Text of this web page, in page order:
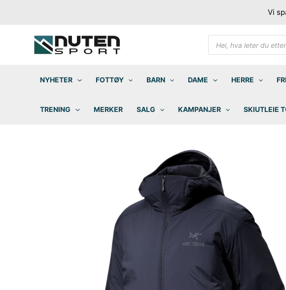
Vi
Products
search
NYHETER FOTTØY BARN DAME HERRE
TRENING MERKER SALG KAMPANJER SKIUTLEIE